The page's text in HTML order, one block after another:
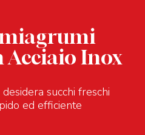
Inox
succhi freschi
ed efficiente